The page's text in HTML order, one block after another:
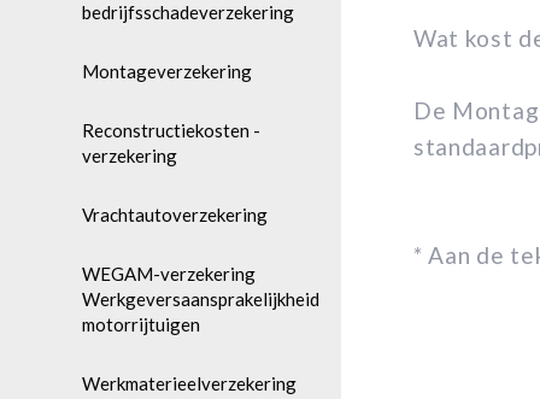
bedrijfsschadeverzekering
Montageverzekering
Reconstructiekosten -
verzekering
Vrachtautoverzekering
WEGAM-verzekering
Werkgeversaansprakelijkheid
motorrijtuigen
Werkmaterieelverzekering
Wat kost
De
* Aan de